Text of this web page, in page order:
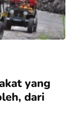
yang
dari